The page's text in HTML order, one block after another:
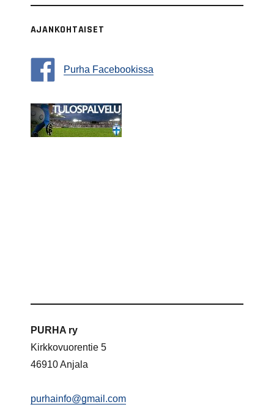
AJANKOHTAISET
Purha Facebookissa
PURHA ry
Kirkkovuorentie 5
46910 Anjala
purhainfo@gmail.com